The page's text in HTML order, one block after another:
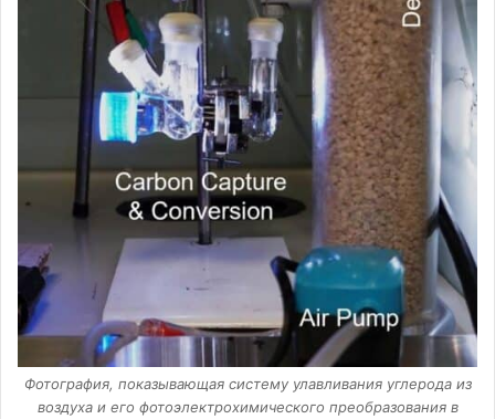
Фотография, показывающая систему улавливания углерода из
воздуха и его фотоэлектрохимического преобразования в